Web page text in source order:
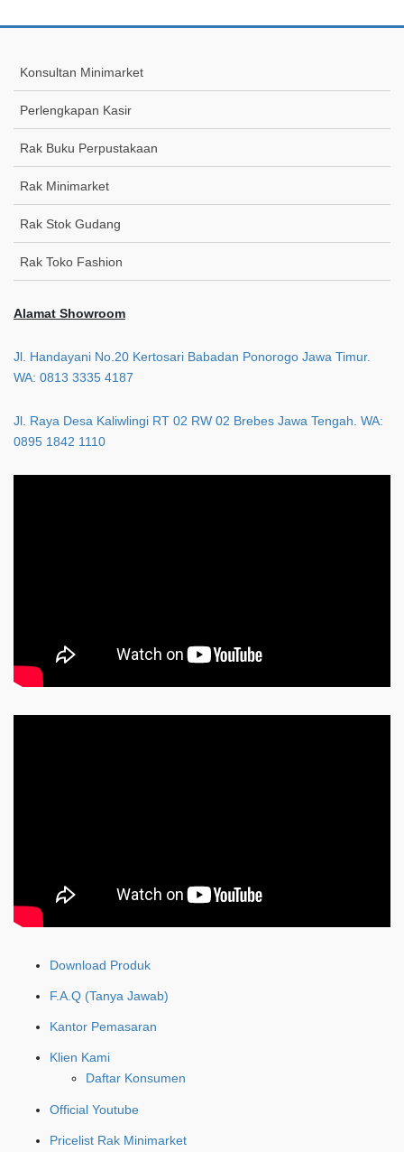
Konsultan Minimarket
Perlengkapan Kasir
Rak Buku Perpustakaan
Rak Minimarket
Rak Stok Gudang
Rak Toko Fashion
Alamat Showroom
Jl. Handayani No.20 Kertosari Babadan Ponorogo Jawa Timur.
WA: 0813 3335 4187
Jl. Raya Desa Kaliwlingi RT 02 RW 02 Brebes Jawa Tengah. WA:
0895 1842 1110
Download Produk
F.A.Q (Tanya Jawab)
Kantor Pemasaran
Klien Kami
Daftar Konsumen
Official Youtube
Pricelist Rak Minimarket